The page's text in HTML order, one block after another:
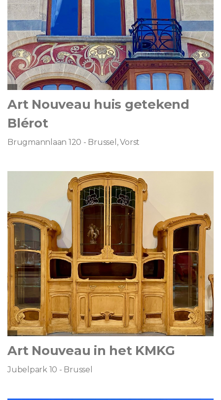
Art Nouveau huis getekend
Blérot
Brugmannlaan 120 - Brussel, Vorst
Art Nouveau in het KMKG
Jubelpark 10 - Brussel